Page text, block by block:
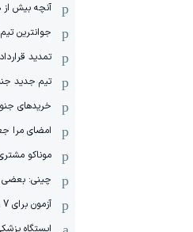
آنچه بیش از
جوانترین
تمدید
تیم جدید
خریدهای
امضای مرا
موناکو
چینی: بعضی
آزمون برای 7 روز دیگر برنامه دارد! (عکس)
ایستگاه